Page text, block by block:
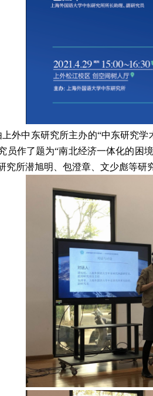
外中东研究所主办的“中东研究学
员作了题为“南北经济一体化的困
究所潜旭明、包澄章、文少彪等研